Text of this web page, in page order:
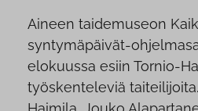
Aineen taidemuseon
syntymäpäivät-
elokuussa esiin Tornio-
työskenteleviä